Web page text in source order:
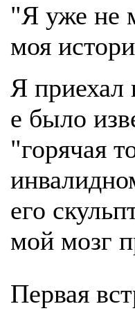
"Я уже не
моя
Я приехал
е было
"горячая
его
мой мозг
Первая